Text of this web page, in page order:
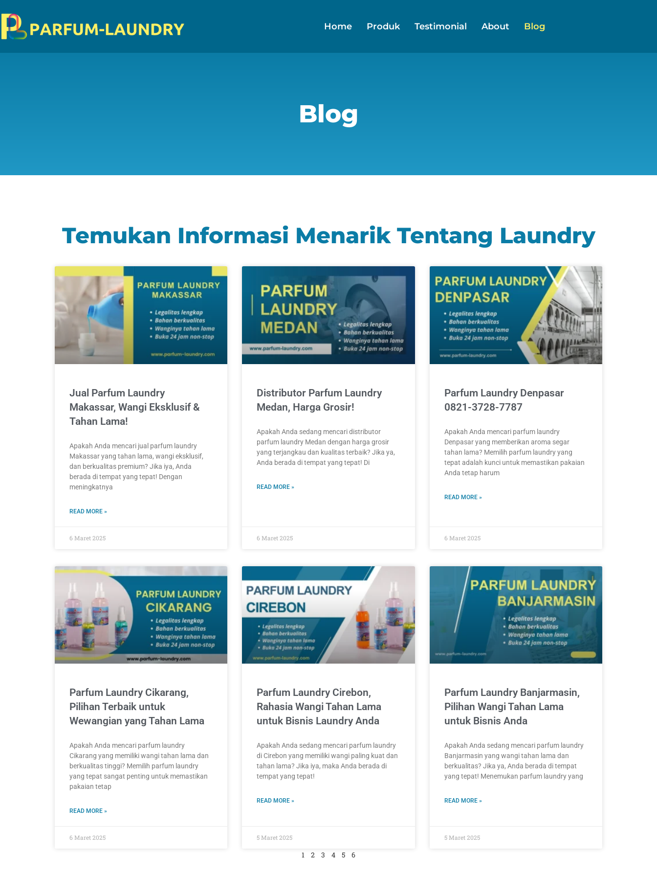
Home Produk Testimonial About Blog
Blog
Temukan Informasi Menarik Tentang Laundry
Jual Parfum Laundry
Makassar, Wangi Eksklusif &
Tahan Lama!
Apakah Anda mencari jual parfum laundry
Makassar yang tahan lama, wangi eksklusif,
dan berkualitas premium? Jika iya, Anda
berada di tempat yang tepat! Dengan
meningkatnya
READ MORE »
6 Maret 2025
Distributor Parfum Laundry
Medan, Harga Grosir!
Apakah Anda sedang mencari distributor
parfum laundry Medan dengan harga grosir
yang terjangkau dan kualitas terbaik? Jika ya,
Anda berada di tempat yang tepat! Di
READ MORE »
6 Maret 2025
Parfum Laundry Denpasar
0821-3728-7787
Apakah Anda mencari parfum laundry
Denpasar yang memberikan aroma segar
tahan lama? Memilih parfum laundry yang
tepat adalah kunci untuk memastikan pakaian
Anda tetap harum
READ MORE »
6 Maret 2025
Parfum Laundry Cikarang,
Pilihan Terbaik untuk
Wewangian yang Tahan Lama
Apakah Anda mencari parfum laundry
Cikarang yang memiliki wangi tahan lama dan
berkualitas tinggi? Memilih parfum laundry
yang tepat sangat penting untuk memastikan
pakaian tetap
READ MORE »
6 Maret 2025
Parfum Laundry Cirebon,
Rahasia Wangi Tahan Lama
untuk Bisnis Laundry Anda
Apakah Anda sedang mencari parfum laundry
di Cirebon yang memiliki wangi paling kuat dan
tahan lama? Jika iya, maka Anda berada di
tempat yang tepat!
READ MORE »
5 Maret 2025
Parfum Laundry Banjarmasin,
Pilihan Wangi Tahan Lama
untuk Bisnis Anda
Apakah Anda sedang mencari parfum laundry
Banjarmasin yang wangi tahan lama dan
berkualitas? Jika ya, Anda berada di tempat
yang tepat! Menemukan parfum laundry yang
READ MORE »
5 Maret 2025
1 2 3 4 5 6